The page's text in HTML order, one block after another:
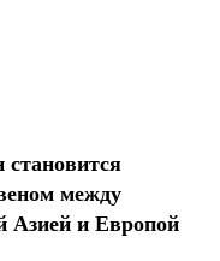
становится
между
Азией и Европой